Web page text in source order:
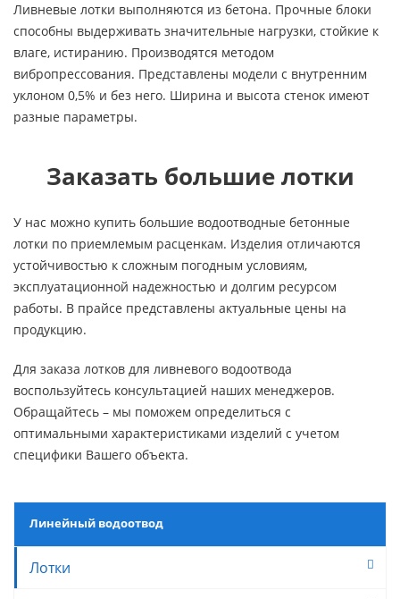
Ливневые лотки выполняются из бетона. Прочные блоки
способны выдерживать значительные нагрузки, стойкие к
влаге, истиранию. Производятся методом
вибропрессования. Представлены модели с внутренним
уклоном 0,5% и без него. Ширина и высота стенок имеют
разные параметры.
Заказать большие лотки
У нас можно купить большие водоотводные бетонные
лотки по приемлемым расценкам. Изделия отличаются
устойчивостью к сложным погодным условиям,
эксплуатационной надежностью и долгим ресурсом
работы. В прайсе представлены актуальные цены на
продукцию.
Для заказа лотков для ливневого водоотвода
воспользуйтесь консультацией наших менеджеров.
Обращайтесь – мы поможем определиться с
оптимальными характеристиками изделий с учетом
специфики Вашего объекта.
Линейный водоотвод
Лотки